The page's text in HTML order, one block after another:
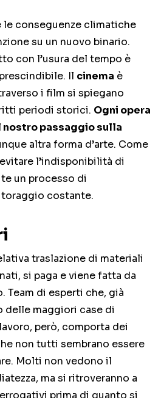
le conseguenze climatiche
su un nuovo binario.
con l’usura del tempo è
Il cinema è
i film si spiegano
periodi storici. Ogni opera
passaggio sulla
altra forma d’arte. Come
l’indisponibilità di
un processo di
costante.
traslazione di materiali
si paga e viene fatta da
Team di esperti che, già
delle maggiori case di
però, comporta dei
non tutti sembrano essere
Molti non vedono il
ma si ritroveranno a
prima di quanto si